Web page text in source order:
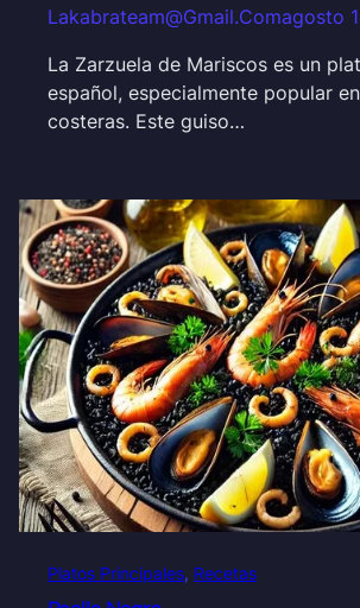
Lakabrateam@gmail.comagosto
La Zarzuela de Mariscos es un
español, especialmente popular
costeras. Este guiso…
Platos Principales, Recetas